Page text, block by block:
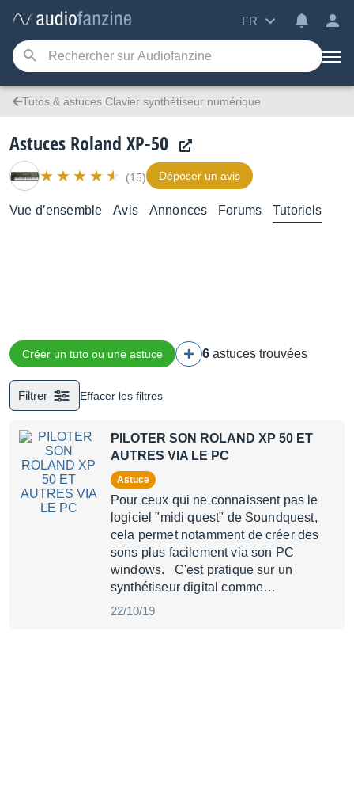
FR
Tutos & astuces Clavier synthétiseur numérique
Astuces Roland XP-50
(15) Déposer un avis
Vue d’ensemble Avis Annonces Forums Tutoriels
Créer un tuto ou une astuce 6 astuces trouvées
Filtrer Effacer les filtres
PILOTER SON ROLAND XP 50 ET
AUTRES VIA LE PC
Astuce
Pour ceux qui ne connaissent pas le
logiciel "midi quest" de Soundquest,
cela permet notamment de créer des
sons plus facilement via son PC
windows. C'est pratique sur un
synthétiseur digital comme…
22/10/19